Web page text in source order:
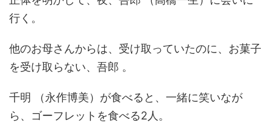
行く。
他のお母さんからは、受け取っていたのに、お菓子
を受け取らない、吾郎 。
千明 （永作博美）が食べると、一緒に笑いなが
ら、ゴーフレットを食べる2人。